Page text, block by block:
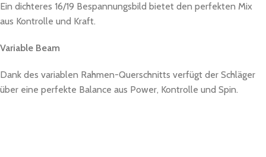
Ein dichteres 16/19 Bespannungsbild bietet den perfekten Mix
aus Kontrolle und Kraft.
Variable Beam
Dank des variablen Rahmen-Querschnitts verfügt der Schläger
über eine perfekte Balance aus Power, Kontrolle und Spin.